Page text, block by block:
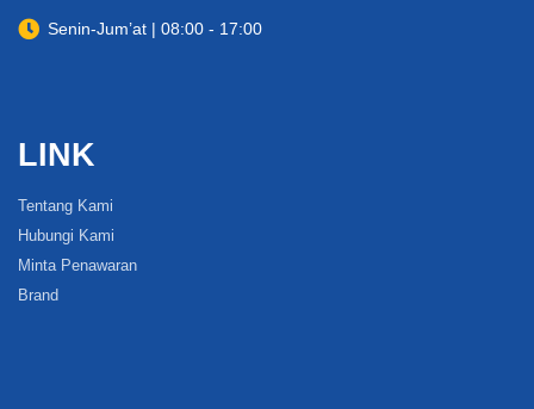
Senin-Jum’at | 08:00 - 17:00
LINK
Tentang Kami
Hubungi Kami
Minta Penawaran
Brand